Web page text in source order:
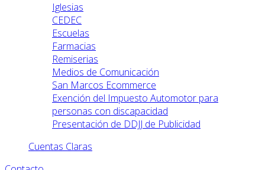
Iglesias
CEDEC
Escuelas
Farmacias
Remiserias
Medios de Comunicación
San Marcos Ecommerce
Exención del Impuesto Automotor para
personas con discapacidad
Presentación de DDJJ de Publicidad
Cuentas Claras